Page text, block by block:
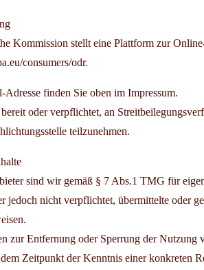
Kommission stellt eine Plattform zur
consumers/odr.
Adresse finden Sie oben im
oder verpflichtet, an
teilzunehmen.
sind wir gemäß § 7 Abs.1 TMG für
jedoch nicht verpflichtet, übermittelte oder
zur Entfernung oder Sperrung der Nutzung
Zeitpunkt der Kenntnis einer konkreten